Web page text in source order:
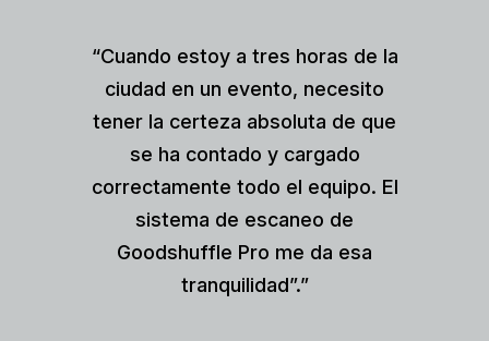
“Cuando estoy a tres horas de la
ciudad en un evento, necesito
tener la certeza absoluta de que
se ha contado y cargado
correctamente todo el equipo. El
sistema de escaneo de
Goodshuffle Pro me da esa
tranquilidad”.”